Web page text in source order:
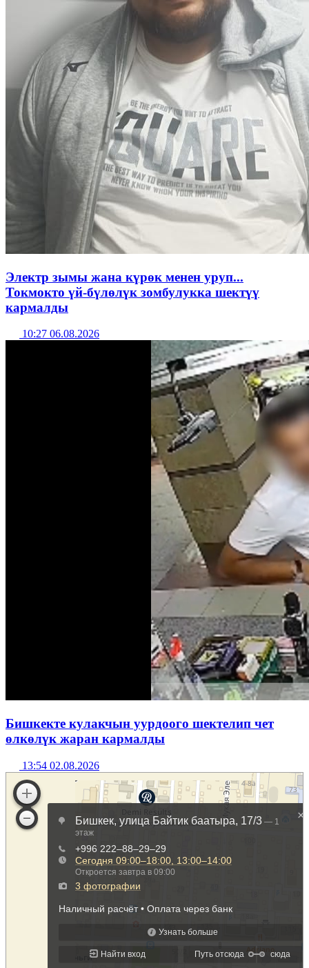
Электр зымы жана күрөк менен уруп...
Токмокто үй-бүлөлүк зомбулукка шектүү
кармалды
10:27 06.08.2026
Бишкекте кулакчын уурдоого шектелип чет
өлкөлүк жаран кармалды
13:54 02.08.2026